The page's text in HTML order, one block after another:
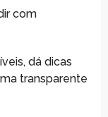
com
dá dicas
transparente